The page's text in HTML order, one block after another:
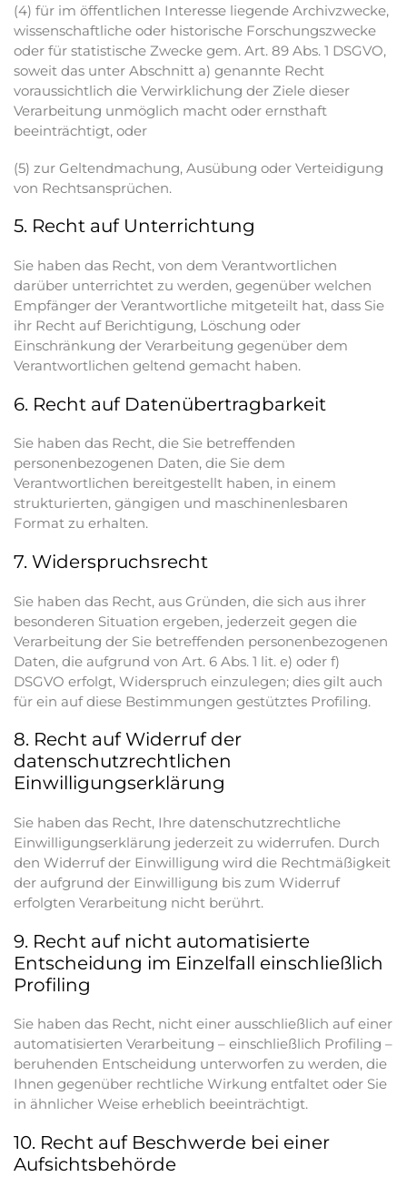
(4) für im öffentlichen Interesse liegende Archivzwecke,
wissenschaftliche oder historische Forschungszwecke
oder für statistische Zwecke gem. Art. 89 Abs. 1 DSGVO,
soweit das unter Abschnitt a) genannte Recht
voraussichtlich die Verwirklichung der Ziele dieser
Verarbeitung unmöglich macht oder ernsthaft
beeinträchtigt, oder
(5) zur Geltendmachung, Ausübung oder Verteidigung
von Rechtsansprüchen.
5. Recht auf Unterrichtung
Sie haben das Recht, von dem Verantwortlichen
darüber unterrichtet zu werden, gegenüber welchen
Empfänger der Verantwortliche mitgeteilt hat, dass Sie
ihr Recht auf Berichtigung, Löschung oder
Einschränkung der Verarbeitung gegenüber dem
Verantwortlichen geltend gemacht haben.
6. Recht auf Datenübertragbarkeit
Sie haben das Recht, die Sie betreffenden
personenbezogenen Daten, die Sie dem
Verantwortlichen bereitgestellt haben, in einem
strukturierten, gängigen und maschinenlesbaren
Format zu erhalten.
7. Widerspruchsrecht
Sie haben das Recht, aus Gründen, die sich aus ihrer
besonderen Situation ergeben, jederzeit gegen die
Verarbeitung der Sie betreffenden personenbezogenen
Daten, die aufgrund von Art. 6 Abs. 1 lit. e) oder f)
DSGVO erfolgt, Widerspruch einzulegen; dies gilt auch
für ein auf diese Bestimmungen gestütztes Profiling.
8. Recht auf Widerruf der
datenschutzrechtlichen
Einwilligungserklärung
Sie haben das Recht, Ihre datenschutzrechtliche
Einwilligungserklärung jederzeit zu widerrufen. Durch
den Widerruf der Einwilligung wird die Rechtmäßigkeit
der aufgrund der Einwilligung bis zum Widerruf
erfolgten Verarbeitung nicht berührt.
9. Recht auf nicht automatisierte
Entscheidung im Einzelfall einschließlich
Profiling
Sie haben das Recht, nicht einer ausschließlich auf einer
automatisierten Verarbeitung – einschließlich Profiling –
beruhenden Entscheidung unterworfen zu werden, die
Ihnen gegenüber rechtliche Wirkung entfaltet oder Sie
in ähnlicher Weise erheblich beeinträchtigt.
10. Recht auf Beschwerde bei einer
Aufsichtsbehörde